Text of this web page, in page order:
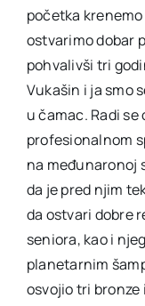
početka
ostvarimo dobar
pohvalivši tri
Vukašin i ja smo
u čamac. Radi
profesionalnom
na međunaronoj
da je pred njim
da ostvari dobre
seniora, kao i
planetarnim
osvojio tri bronze